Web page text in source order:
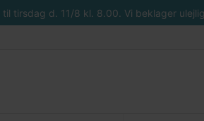
tirsdag d. 11/8 kl. 8.00. Vi beklager